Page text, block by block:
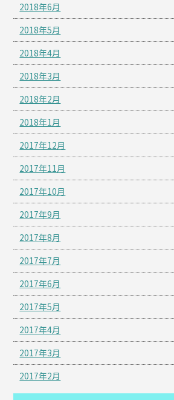
2018年6月
2018年5月
2018年4月
2018年3月
2018年2月
2018年1月
2017年12月
2017年11月
2017年10月
2017年9月
2017年8月
2017年7月
2017年6月
2017年5月
2017年4月
2017年3月
2017年2月